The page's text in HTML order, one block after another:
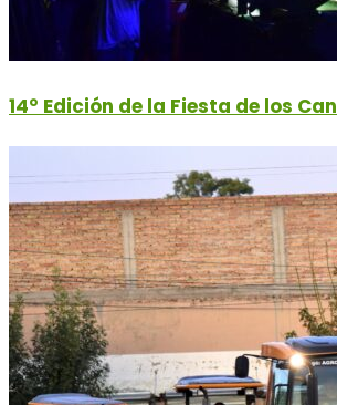
14° Edición de la Fiesta de los